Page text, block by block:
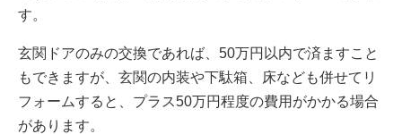
す。
玄関ドアのみの交換であれば、50万円以内で済ますこと
もできますが、玄関の内装や下駄箱、床なども併せてリ
フォームすると、プラス50万円程度の費用がかかる場合
があります。